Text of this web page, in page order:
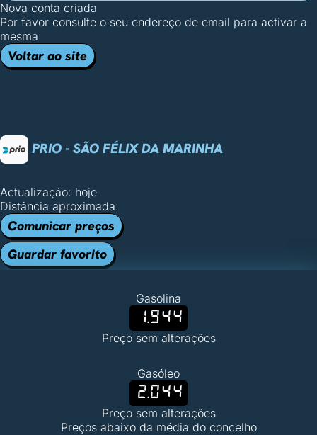
Nova conta criada
Por favor consulte o seu endereço de email para activar a
mesma
Voltar ao site
PRIO - SÃO FÉLIX DA MARINHA
Actualização: hoje
Distância aproximada:
Comunicar preços
Guardar favorito
Gasolina
1.944
Preço sem alterações
Gasóleo
2.044
Preço sem alterações
Preços abaixo da média do concelho